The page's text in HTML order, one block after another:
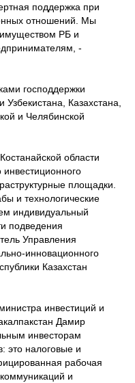
поддержка при
отношений. Мы
РБ и
-
господдержки
Казахстана,
и Челябинской
области
инвестиционного
площадки.
и технологические
индивидуальный
подведения
Управления
инновационного
Казахстан
инвестиций и
Дамир
инвесторам
это налоговые и
рабочая
и